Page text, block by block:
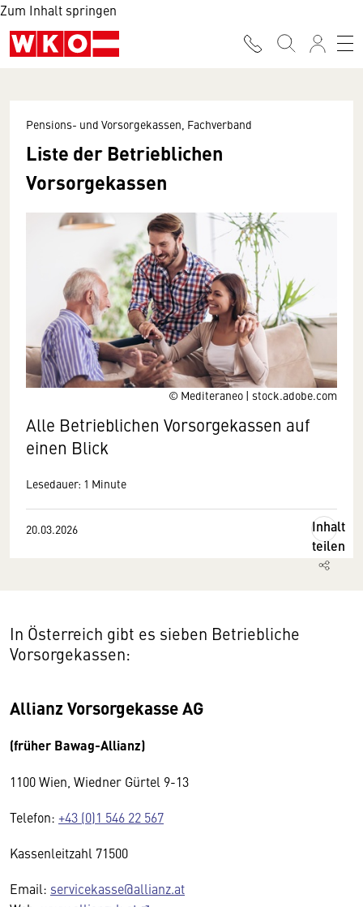
Zum Inhalt springen
© Mediteraneo | stock.adobe.com
Pensions- und Vorsorgekassen, Fachverband
Liste der Betrieblichen
Vorsorgekassen
Alle Betrieblichen Vorsorgekassen auf
einen Blick
Lesedauer: 1 Minute
20.03.2026
Inhalt
teilen
In Österreich gibt es sieben Betriebliche
Vorsorgekassen:
Allianz Vorsorgekasse AG
(früher Bawag-Allianz)
1100 Wien, Wiedner Gürtel 9-13
Telefon: +43 (0)1 546 22 567
Kassenleitzahl 71500
Email: servicekasse@allianz.at